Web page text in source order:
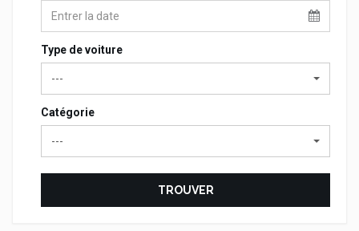
Type de voiture
---
Catégorie
---
TROUVER